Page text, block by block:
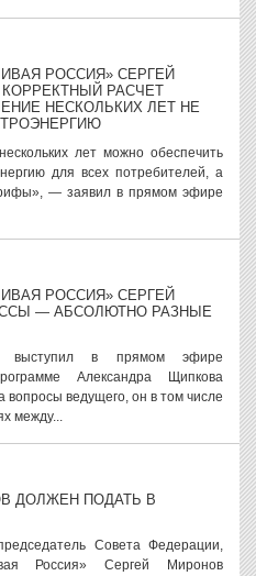
РОССИЯ» СЕРГЕЙ
РАСЧЕТ
НЕСКОЛЬКИХ ЛЕТ НЕ
лет можно обеспечить
для всех потребителей, а
— заявил в прямом эфире
РОССИЯ» СЕРГЕЙ
— АБСОЛЮТНО РАЗНЫЕ
выступил в прямом эфире
Александра Щипкова
вопросы ведущего, он в том числе
между...
ДОЛЖЕН ПОДАТЬ В
Совета Федерации,
Россия» Сергей Миронов